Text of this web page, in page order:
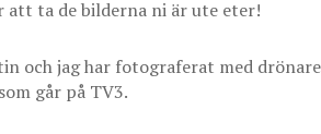
att ta de bilderna ni är ute eter!
och jag har fotograferat med
går på TV3.